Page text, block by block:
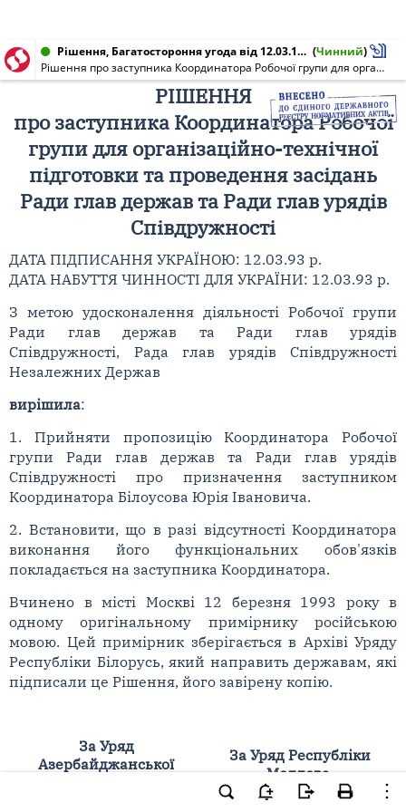
Рішення, Багатостороння угода від 12.03.1993 (Чинний)
Рішення про заступника Координатора Робочої групи для організаційно-технічної підготовки та проведення засідань Ради глав держав та Ради глав урядів Співдружності